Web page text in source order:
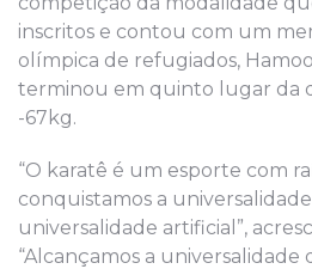
inscritos e contou com um
olímpica de refugiados,
terminou em quinto lugar da
-67kg.
“O karatê é um esporte com
conquistamos a
universalidade artificial”,
“Alcançamos a